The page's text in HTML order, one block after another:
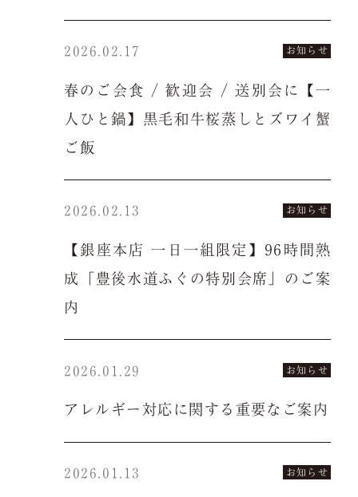
2026.02.17 お知らせ
春のご会食 / 歓迎会 / 送別会に【一
人ひと鍋】黒毛和牛桜蒸しとズワイ蟹
ご飯
2026.02.13 お知らせ
【銀座本店 一日一組限定】96時間熟
成「豊後水道ふぐの特別会席」のご案
内
2026.01.29 お知らせ
アレルギー対応に関する重要なご案内
2026.01.13 お知らせ